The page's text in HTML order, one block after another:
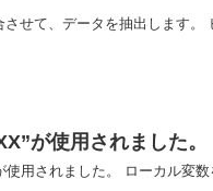
せて、データを抽出します。
が使用されました。
用されました。 ローカル変